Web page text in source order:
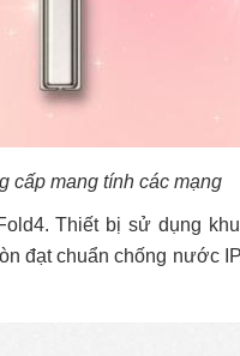
cấp mang tính các mạng
Thiết bị sử dụng
đạt chuẩn chống nước